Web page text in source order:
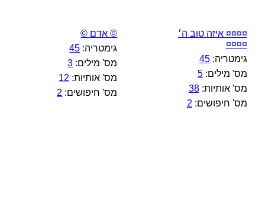
¤¤¤¤ איזה טוב ה׳
¤¤¤¤
גימטריה:45
מס' מילים:5
מס' אותיות:38
מס' חיפושים: 2
© אדם ©
גימטריה: 45
מס' מילים: 3
מס' אותיות: 12
מס' חיפושים: 2